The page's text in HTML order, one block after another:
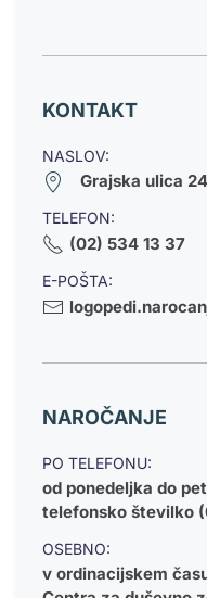
KONTAKT
NASLOV:
Grajska ulica
TELEFON:
(02) 534 13 37
E-POŠTA:
NAROČANJE
PO TELEFONU:
od ponedeljka do
telefonsko številko
OSEBNO:
v ordinacijskem